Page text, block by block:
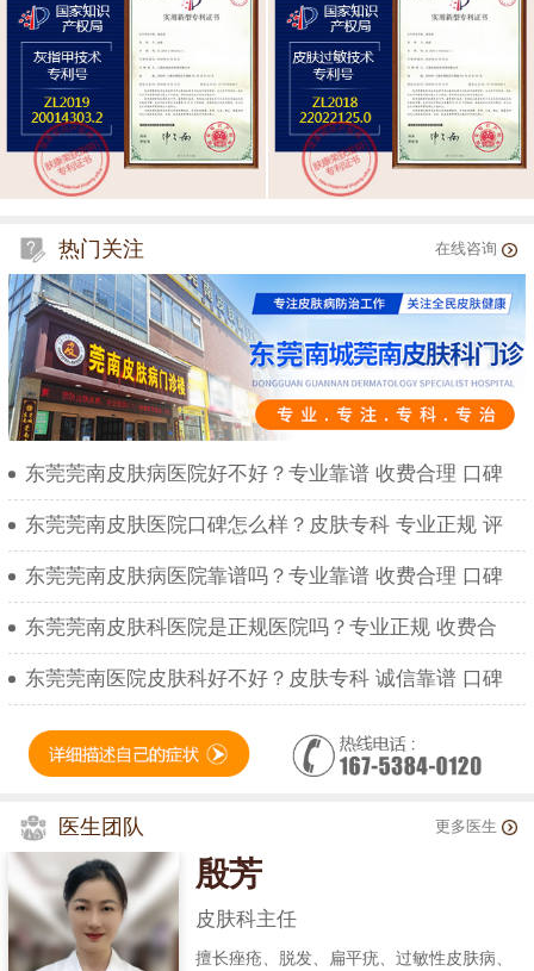
热门关注 在线咨询
东莞莞南皮肤病医院好不好？专业靠谱 收费合理 口碑
东莞莞南皮肤医院口碑怎么样？皮肤专科 专业正规 评
东莞莞南皮肤病医院靠谱吗？专业靠谱 收费合理 口碑
东莞莞南皮肤科医院是正规医院吗？专业正规 收费合
东莞莞南医院皮肤科好不好？皮肤专科 诚信靠谱 口碑
医生团队 更多医生
殷芳
皮肤科主任
擅长痤疮、脱发、扁平疣、过敏性皮肤病、